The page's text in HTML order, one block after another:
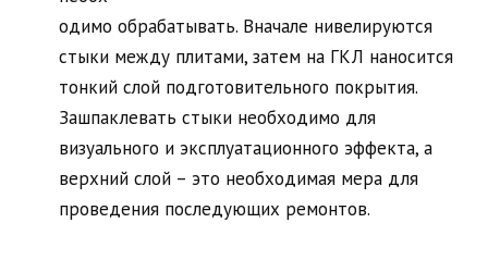
одимо обрабатывать. Вначале нивелируются
стыки между плитами, затем на ГКЛ наносится
тонкий слой подготовительного покрытия.
Зашпаклевать стыки необходимо для
визуального и эксплуатационного эффекта, а
верхний слой – это необходимая мера для
проведения последующих ремонтов.